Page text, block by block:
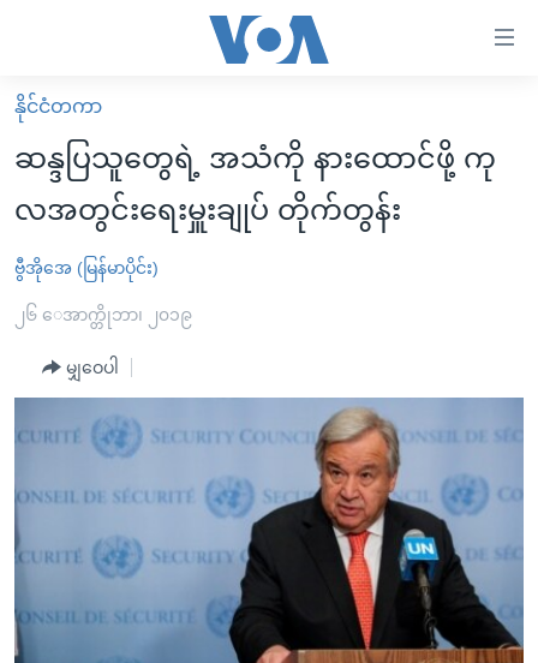
လွယ်ကူ
စေ
သည့်
များ
ပင်မ
ကြည့်
အ
စာမျက်နှာ
မူလစာမျက်နှာ
မြန်မာ
ကမ္ဘာ့သတင်းများ
နိုင်ငံတကာ
အစ္စရေး-ပါလက်စတိုင်း
ဗွီဒီယို
သတင်းလွတ်လပ်ခွင့်
အင်္ဂလိပ်စာလေ့လာမယ်
အမေရိကန်သုံးအီဒီယံ
သုတပဒေသာ အင်္ဂလိပ်စာ
အပတ်စဉ်ကဏ္ဍများ
Learning English
ဗွီအိုအေ လူမှုကွန်ယက်များ
နိုင်ငံတကာ
ဆန္ဒပြသူတွေရဲ့ အသံကို နားထောင်ဖို့ ကု
လအတွင်းရေးမှူးချုပ် တိုက်တွန်း
ဗွီအိုအေ (မြန်မာပိုင်း)
၂၆ ေအာက္တိုဘာ၊ ၂၀၁၉
မျှဝေပါ